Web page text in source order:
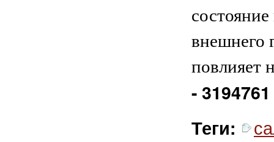
внешнего
повлияет
- 3194761
Теги: